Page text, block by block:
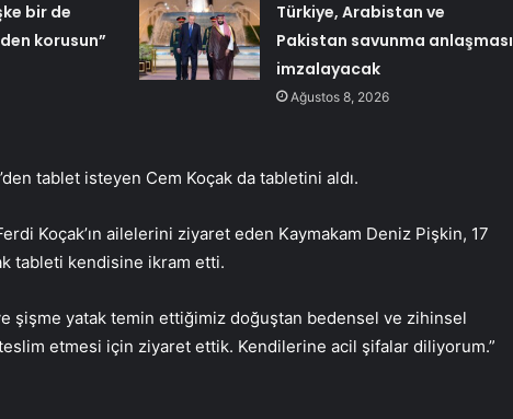
bir de
korusun”
Türkiye, Arabistan ve
Pakistan savunma anlaşması
imzalayacak
Ağustos 8, 2026
tablet isteyen Cem Koçak da tabletini aldı.
Koçak’ın ailelerini ziyaret eden Kaymakam Deniz Pişkin, 17
tableti kendisine ikram etti.
şişme yatak temin ettiğimiz doğuştan bedensel ve zihinsel
etmesi için ziyaret ettik. Kendilerine acil şifalar diliyorum.”